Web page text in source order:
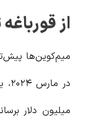
از
میم‌کوین‌ها پیش‌تر
در مارس ۲۰۲۴، یک معامله‌گر تنها با ۲,۰۰۰ دلار سرمایه‌گذاری روی میم‌کوین “